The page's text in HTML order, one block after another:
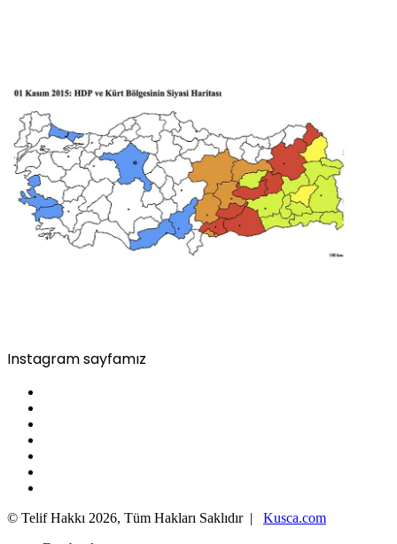
Instagram sayfamız
© Telif Hakkı 2026, Tüm Hakları Saklıdır | Kusca.com